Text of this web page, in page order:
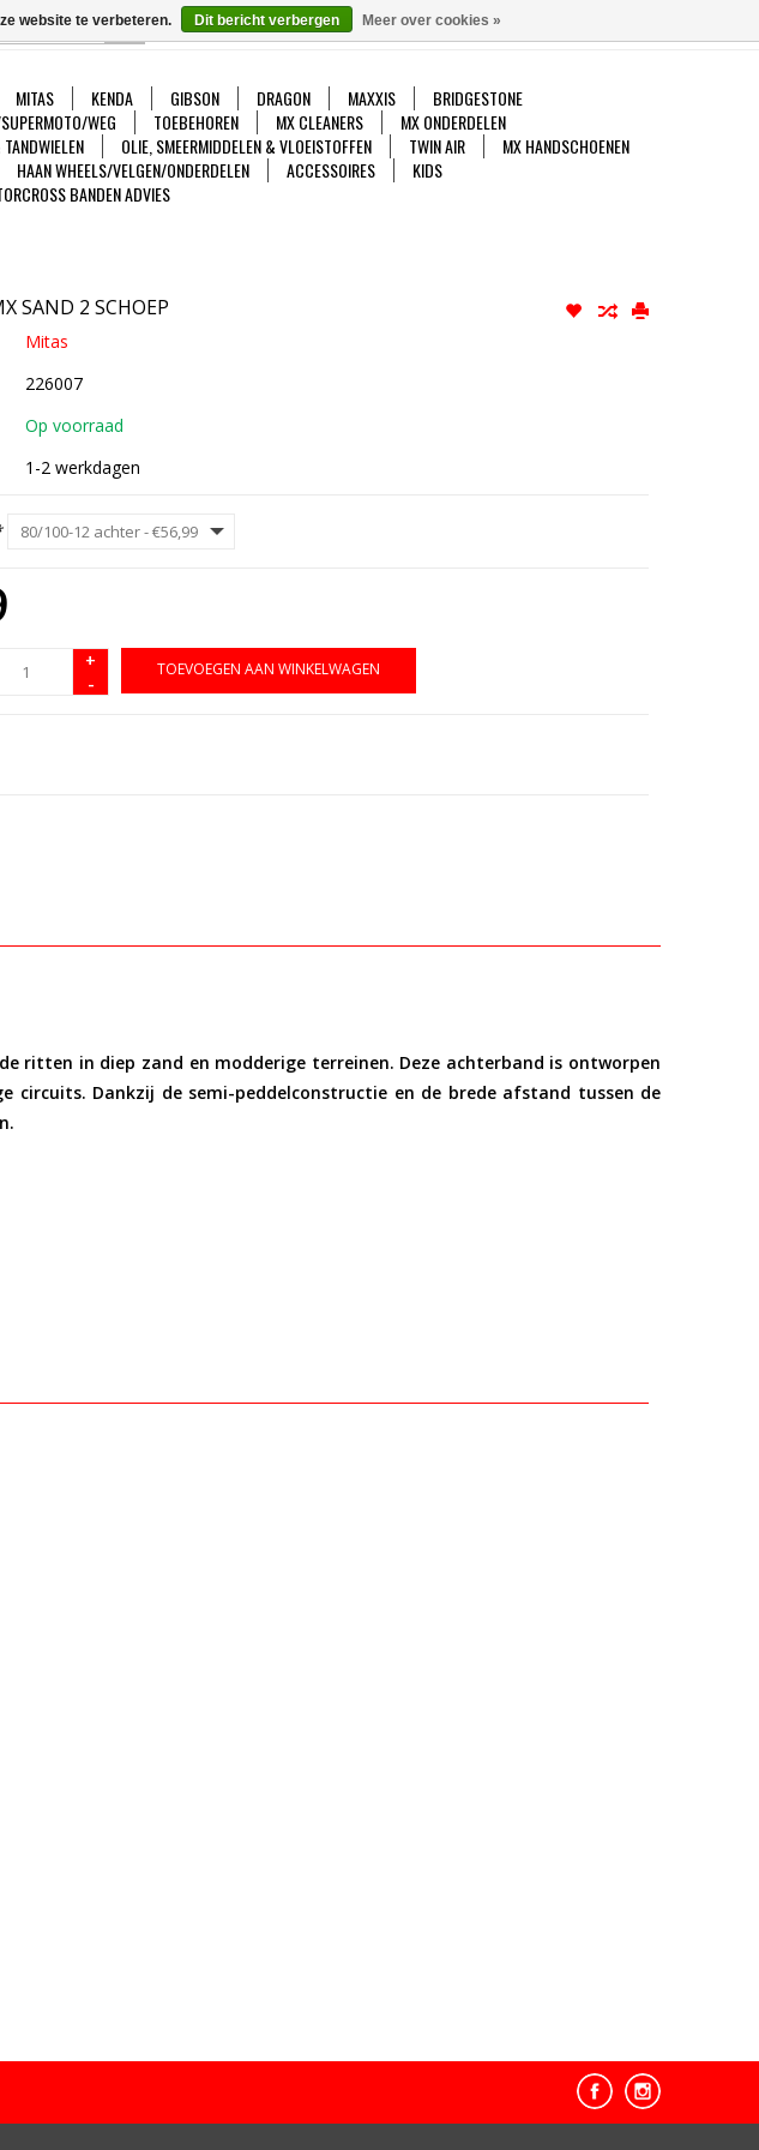
Mijn account / Registreren
Vergelijk
GO
MITAS KENDA GIBSON DRAGON MAXXIS
BRIDGESTONE
WEG TOEBEHOREN MX CLEANERS
MX ONDERDELEN
OLIE, SMEERMIDDELEN & VLOEISTOFFEN TWIN AIR
MX HANDSCHOENEN
HAAN WHEELS/VELGEN/ONDERDELEN ACCESSOIRES
KIDS
BANDEN ADVIES
SAND 2 SCHOEP
Mitas
226007
Op voorraad
1-2 werkdagen
+
-
TOEVOEGEN AAN WINKELWAGEN
ritten in diep zand en modderige terreinen. Deze achterband is ontworpen
circuits. Dankzij de semi-peddelconstructie en de brede afstand tussen de
website te verbeteren. Dit bericht verbergen Meer over cookies »